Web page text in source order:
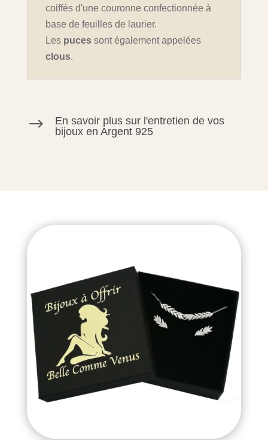
coiffés d'une couronne confectionnée à
base de feuilles de laurier.
Les pucessont également appelées
clous.
$
En savoir plus sur l'entretien de vos
bijoux en Argent 925